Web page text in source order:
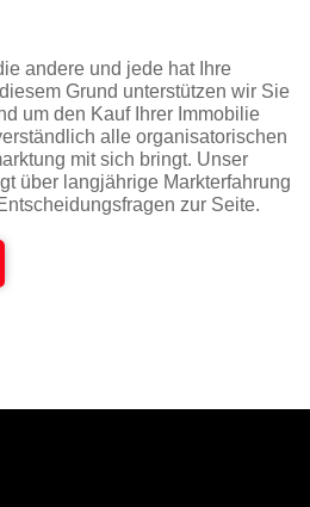
andere und jede hat Ihre
Grund unterstützen wir Sie
um den Kauf Ihrer Immobilie
alle organisatorischen
mit sich bringt. Unser
über langjährige Markterfahrung
zur Seite.